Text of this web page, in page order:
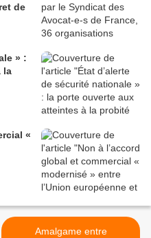
de
» :
la
«
Amalgame entre